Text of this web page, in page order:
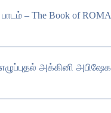
– The Book of
அக்கினி